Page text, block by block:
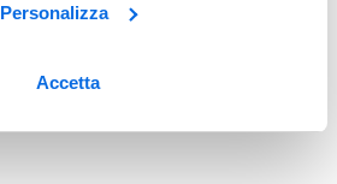
Personalizza
Accetta